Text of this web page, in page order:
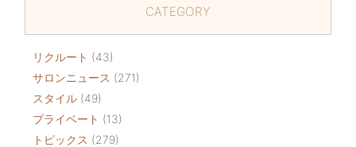
CATEGORY
リクルート (43)
サロンニュース (271)
スタイル (49)
プライベート (13)
トピックス (279)